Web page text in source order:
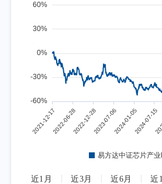
近1月 近3月 近6月 近